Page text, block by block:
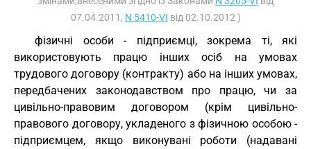
07.04.2011, N 5410-VI від 02.10.2012 )
фізичні особи - підприємці, зокрема ті, які
використовують працю інших осіб на умовах
трудового договору (контракту) або на інших умовах,
передбачених законодавством про працю, чи за
цивільно-правовим договором (крім цивільно-
правового договору, укладеного з фізичною особою -
підприємцем, якщо виконувані роботи (надавані